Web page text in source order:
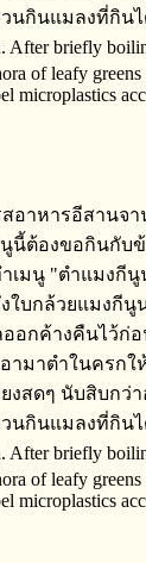
าหารอีสานจา
นี้ต้องขอกินกับ
ำเมนู​ "ตำแมง
ใบกล้วย​แมงกี
อกค้างคืนไว้ก่
ามาตำในครกใ
สดๆ​ นับสิบกว่า
นกินแมลงที่กิน
After briefly
of leafy
microplastics